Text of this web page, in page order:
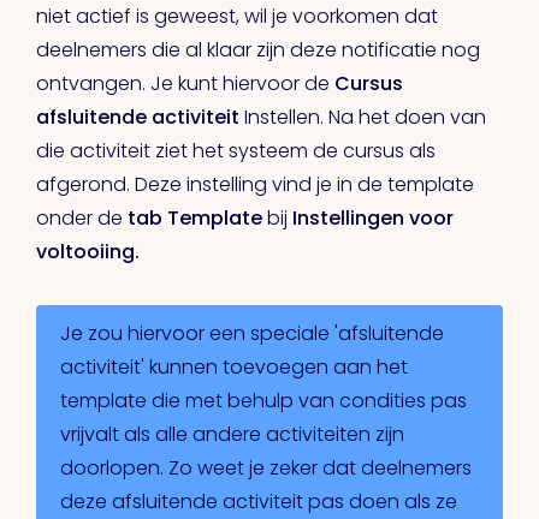
niet actief is geweest, wil je voorkomen dat
deelnemers die al klaar zijn deze notificatie nog
ontvangen. Je kunt hiervoor de Cursus
afsluitende activiteit Instellen. Na het doen van
die activiteit ziet het systeem de cursus als
afgerond. Deze instelling vind je in de template
onder de tab Templatebij Instellingen voor
voltooiing.
Je zou hiervoor een speciale 'afsluitende
activiteit' kunnen toevoegen aan het
template die met behulp van condities pas
vrijvalt als alle andere activiteiten zijn
doorlopen. Zo weet je zeker dat deelnemers
deze afsluitende activiteit pas doen als ze